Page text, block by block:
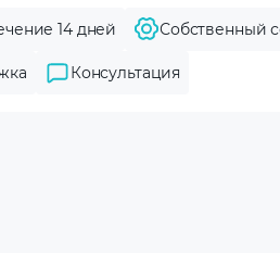
14 дней Собственный
Консультация